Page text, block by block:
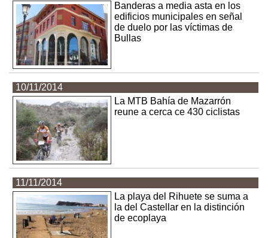
Banderas a media asta en los
edificios municipales en señal
de duelo por las víctimas de
Bullas
10/11/2014
La MTB Bahía de Mazarrón
reune a cerca ce 430 ciclistas
11/11/2014
La playa del Rihuete se suma a
la del Castellar en la distinción
de ecoplaya